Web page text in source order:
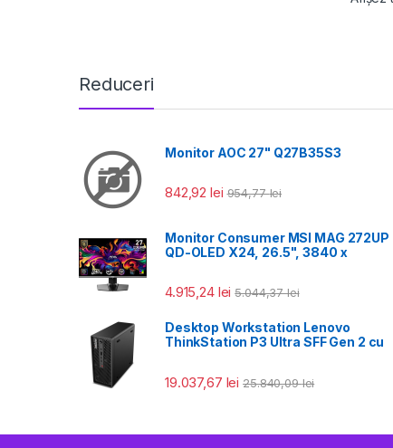
Reduceri
Monitor AOC 27" Q27B35S3
842,92lei 954,77lei
Monitor Consumer MSI MAG 272UP
QD-OLED X24, 26.5", 3840 x
4.915,24 lei 5.044,37lei
Desktop Workstation Lenovo
ThinkStation P3 Ultra SFF Gen 2 cu
19.037,67 lei 25.840,09lei